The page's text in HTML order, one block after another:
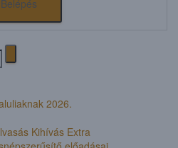
2026.
Kihívás Extra